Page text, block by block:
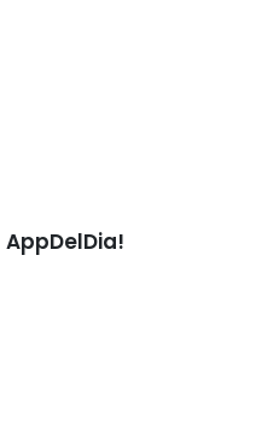
AppDelDia!